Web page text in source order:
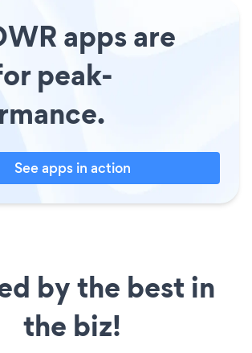
apps are
peak-
See apps in action
by the best in
the biz!